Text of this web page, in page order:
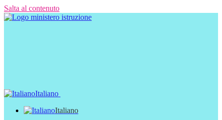
Salta al contenuto
Italiano
Italiano